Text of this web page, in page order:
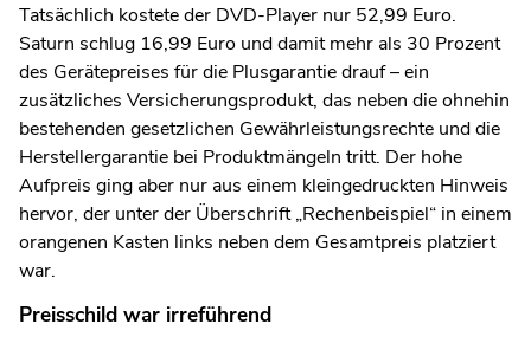
Tatsächlich kostete der DVD-Player nur 52,99 Euro.
Saturn schlug 16,99 Euro und damit mehr als 30 Prozent
des Gerätepreises für die Plusgarantie drauf – ein
zusätzliches Versicherungsprodukt, das neben die ohnehin
bestehenden gesetzlichen Gewährleistungsrechte und die
Herstellergarantie bei Produktmängeln tritt. Der hohe
Aufpreis ging aber nur aus einem kleingedruckten Hinweis
hervor, der unter der Überschrift „Rechenbeispiel“ in einem
orangenen Kasten links neben dem Gesamtpreis platziert
war.
Preisschild war irreführend